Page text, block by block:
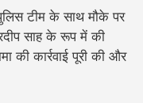
टीम के साथ मौके पर
साह के रूप में की
कार्रवाई पूरी की और